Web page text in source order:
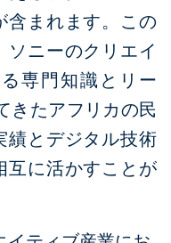
含まれます。この
ソニーのクリエイ
専門知識とリー
きたアフリカの民
績とデジタル技術
互に活かすことが